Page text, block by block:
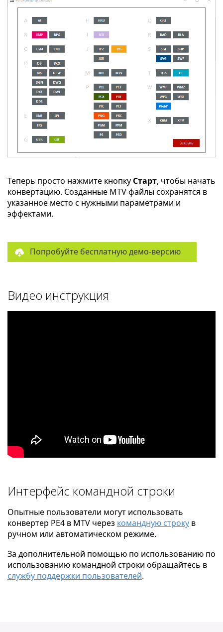
Теперь просто нажмите кнопку Старт, чтобы начать
конвертацию. Созданные MTV файлы сохранятся в
указанное место с нужными параметрами и
эффектами.
Попробуйте бесплатную демо-версию
Видео инструкция
Интерфейс командной строки
Опытные пользователи могут использовать
конвертер PE4 в MTV через командную строку в
ручном или автоматическом режиме.
За дополнительной помощью по использованию по
использованию командной строки обращайтесь в
службу поддержки пользователей.